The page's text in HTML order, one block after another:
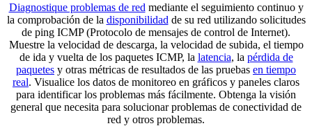
Diagnostique problemas de red mediante el seguimiento continuo y
la comprobación de la disponibilidad de su red utilizando solicitudes
de ping ICMP (Protocolo de mensajes de control de Internet).
Muestre la velocidad de descarga, la velocidad de subida, el tiempo
de ida y vuelta de los paquetes ICMP, la latencia, la pérdida de
paquetes y otras métricas de resultados de las pruebas en tiempo
real. Visualice los datos de monitoreo en gráficos y paneles claros
para identificar los problemas más fácilmente. Obtenga la visión
general que necesita para solucionar problemas de conectividad de
red y otros problemas.